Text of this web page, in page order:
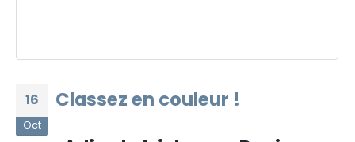
16
Oct
Classez en couleur !